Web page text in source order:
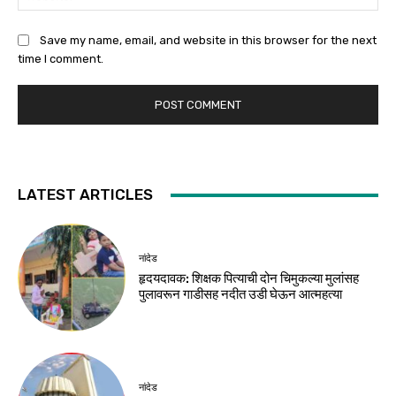
Save my name, email, and website in this browser for the next
time I comment.
LATEST ARTICLES
नांदेड
हृदयदावक: शिक्षक पित्याची दोन चिमुकल्या मुलांसह
पुलावरून गाडीसह नदीत उडी घेऊन आत्महत्या
नांदेड